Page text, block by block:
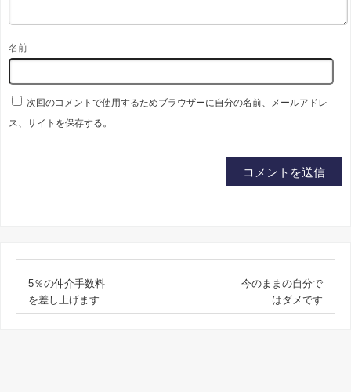
名前
次回のコメントで使用するためブラウザーに自分の名前、メールアドレ
ス、サイトを保存する。
5％の仲介手数料
を差し上げます
今のままの自分で
はダメです